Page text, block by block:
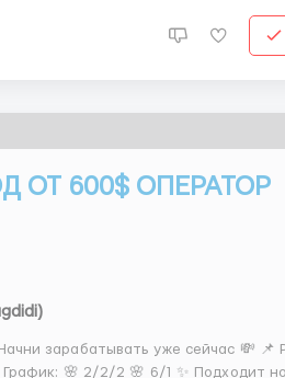
ОТ 600$ ОПЕРАТОР